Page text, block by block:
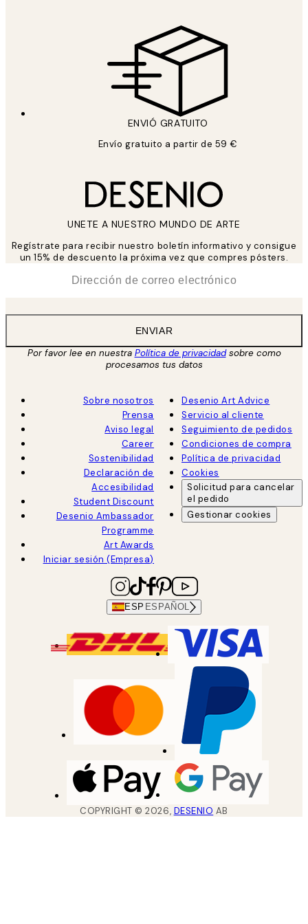
ENVIÓ GRATUITO
Envío gratuito a partir de 59 €
UNETE A NUESTRO MUNDO DE ARTE
Regístrate para recibir nuestro boletín informativo y consigue
un 15% de descuento la próxima vez que compres pósters.
ENVIAR
Por favor lee en nuestra Política de privacidadsobre como
procesamos tus datos
Sobre nosotros
Prensa
Aviso legal
Career
Sostenibilidad
Declaración de
Accesibilidad
Student Discount
Desenio Ambassador
Programme
Art Awards
Iniciar sesión (Empresa)
Desenio Art Advice
Servicio al cliente
Seguimiento de pedidos
Condiciones de compra
Política de privacidad
Cookies
Solicitud para cancelar
el pedido
Gestionar cookies
ESP ESPAÑOL
COPYRIGHT ©2026, DESENIO AB